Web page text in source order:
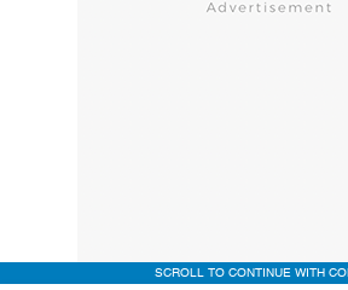
SCROLL TO CONTINUE WITH